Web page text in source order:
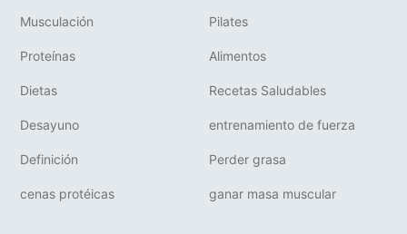
Musculación Pilates
Proteínas Alimentos
Dietas Recetas Saludables
Desayuno entrenamiento de fuerza
Definición Perder grasa
cenas protéicas ganar masa muscular